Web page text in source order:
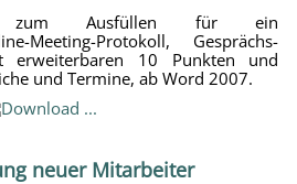
zum Ausfüllen für ein
Meeting-Protokoll, Gesprächs-
erweiterbaren 10 Punkten und
und Termine, ab Word 2007.
neuer Mitarbeiter